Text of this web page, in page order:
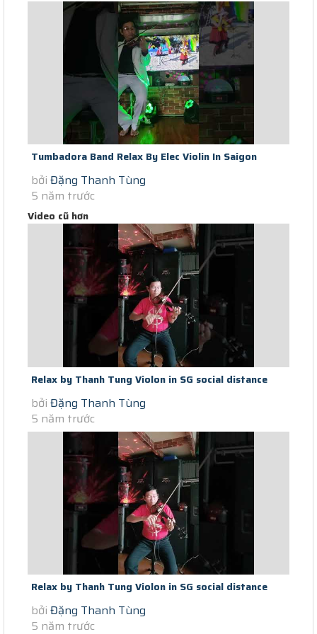
Tumbadora Band Relax By Elec Violin In Saigon
Lockdown I Just Call To Say I...
bởi Đặng Thanh Tùng
5 năm trước
Video cũ hơn
Relax by Thanh Tung Violon in SG social distance
Covid Noi Long Nguoi Di...
bởi Đặng Thanh Tùng
5 năm trước
Relax by Thanh Tung Violon in SG social distance
Covid Chi Toi Tran Tien...
bởi Đặng Thanh Tùng
5 năm trước